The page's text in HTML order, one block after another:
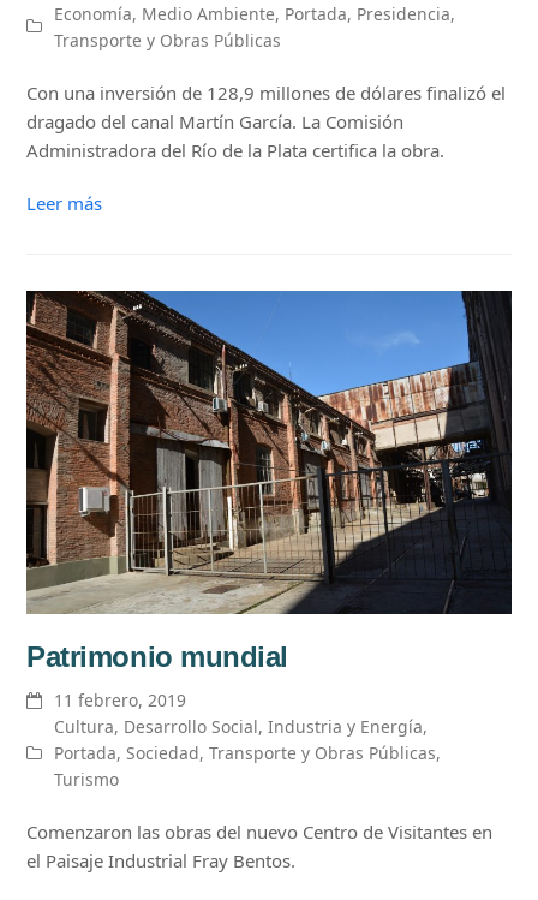
Economía, Medio Ambiente, Portada, Presidencia,
Transporte y Obras Públicas
Con una inversión de 128,9 millones de dólares finalizó el
dragado del canal Martín García. La Comisión
Administradora del Río de la Plata certifica la obra.
Leer más
Patrimonio mundial
11 febrero, 2019
Cultura, Desarrollo Social,Industria y Energía,
Portada,Sociedad,Transporte y Obras Públicas,
Turismo
Comenzaron las obras del nuevo Centro de Visitantes en
el Paisaje Industrial Fray Bentos.